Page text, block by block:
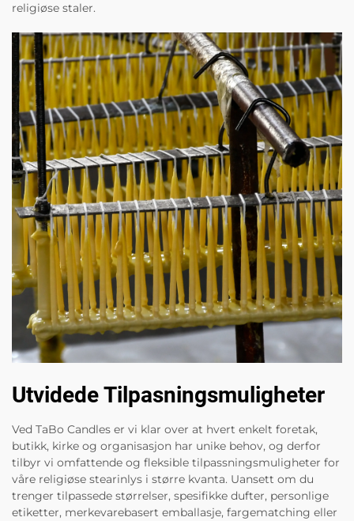
religiøse staler.
Utvidede Tilpasningsmuligheter
Ved TaBo Candles er vi klar over at hvert enkelt foretak,
butikk, kirke og organisasjon har unike behov, og derfor
tilbyr vi omfattende og fleksible tilpassningsmuligheter for
våre religiøse stearinlys i større kvanta. Uansett om du
trenger tilpassede størrelser, spesifikke dufter, personlige
etiketter, merkevarebasert emballasje, fargematching eller